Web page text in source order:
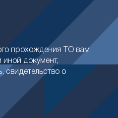
прохождения ТО вам
иной документ,
свидетельство о